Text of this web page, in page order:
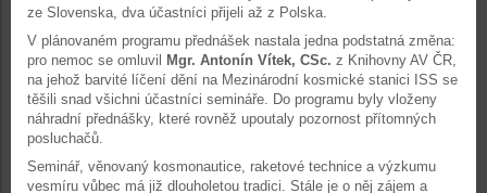
ze Slovenska, dva účastníci přijeli až z Polska.
V plánovaném programu přednášek nastala jedna podstatná změna:
pro nemoc se omluvil
Mgr. Antonín Vítek, CSc. z Knihovny AV ČR,
na jehož barvité líčení dění na Mezinárodní kosmické stanici ISS se
těšili snad všichni účastníci semináře. Do programu byly vloženy
náhradní přednášky, které rovněž upoutaly pozornost přítomných
posluchačů.
Seminář, věnovaný kosmonautice, raketové technice a výzkumu
vesmíru vůbec má již dlouholetou tradici. Stále je o něj zájem a